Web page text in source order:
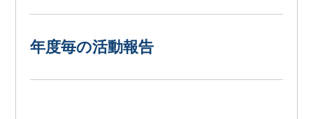
年度毎の活動報告